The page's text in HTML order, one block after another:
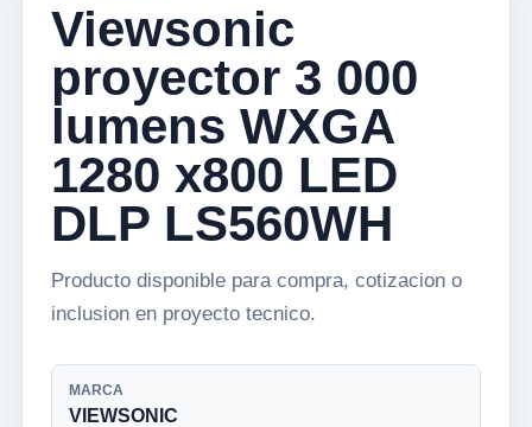
Viewsonic
proyector 3 000
lumens WXGA
1280 x800 LED
DLP LS560WH
Producto disponible para compra, cotizacion o
inclusion en proyecto tecnico.
MARCA
VIEWSONIC